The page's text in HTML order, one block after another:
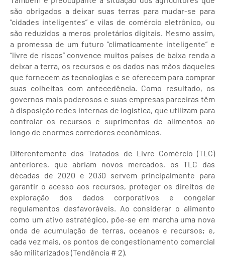
são obrigados a deixar suas terras para mudar-se para
“cidades inteligentes” e vilas de comércio eletrônico, ou
são reduzidos a meros proletários digitais. Mesmo assim,
a promessa de um futuro “climaticamente inteligente” e
“livre de riscos” convence muitos países de baixa renda a
deixar a terra, os recursos e os dados nas mãos daqueles
que fornecem as tecnologias e se oferecem para comprar
suas colheitas com antecedência. Como resultado, os
governos mais poderosos e suas empresas parceiras têm
à disposição redes internas de logística, que utilizam para
controlar os recursos e suprimentos de alimentos ao
longo de enormes corredores econômicos.
Diferentemente dos Tratados de Livre Comércio (TLC)
anteriores, que abriam novos mercados, os TLC das
décadas de 2020 e 2030 servem principalmente para
garantir o acesso aos recursos, proteger os direitos de
exploração dos dados corporativos e congelar
regulamentos desfavoráveis. Ao considerar o alimento
como um ativo estratégico, põe-se em marcha uma nova
onda de acumulação de terras, oceanos e recursos; e,
cada vez mais, os pontos de congestionamento comercial
são militarizados (Tendência # 2).